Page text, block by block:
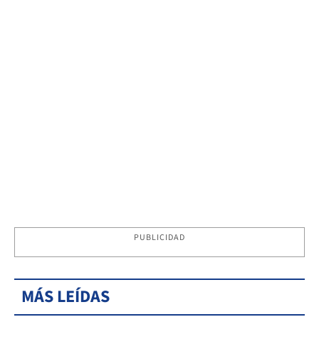
PUBLICIDAD
MÁS LEÍDAS